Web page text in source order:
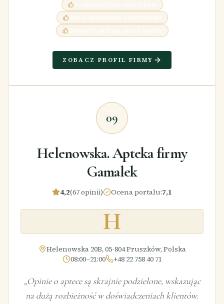
konkurencyjne ceny leków
dobra dostępność asortymentu
dostępny parking przed apteką
ZOBACZ PROFIL FIRMY
09
Helenowska. Apteka firmy
Gamalek
4,2(67 opinii) Ocena portalu:7,1
H
Helenowska 20B, 05-804 Pruszków, Polska
08:00–21:00
+48 22 758 40 71
„Opinie o aptece są skrajnie podzielone, wskazując
na dużą rozbieżność w doświadczeniach klientów.